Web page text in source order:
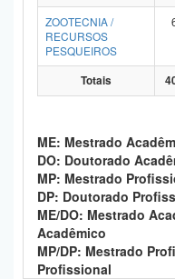
ZOOTECNIA /
RECURSOS
PESQUEIROS
Totais
ME: Mestrado
DO: Doutorado
MP: Mestrado
DP: Doutorado
ME/DO: Mestrado
Acadêmico
MP/DP: Mestrado
Profissional